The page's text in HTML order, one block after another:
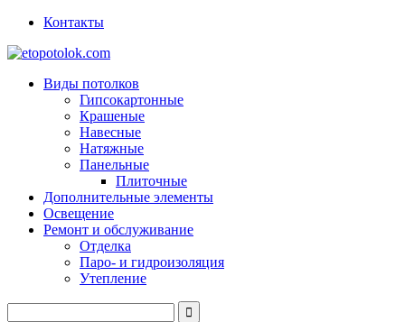
Контакты
Виды потолков
Гипсокартонные
Крашеные
Навесные
Натяжные
Панельные
Плиточные
Дополнительные элементы
Освещение
Ремонт и обслуживание
Отделка
Паро- и гидроизоляция
Утепление